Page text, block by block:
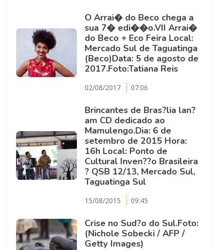
O Arrai� do Beco chega a
sua 7� edi��o.VII Arrai�
do Beco + Eco Feira Local:
Mercado Sul de Taguatinga
(Beco)Data: 5 de agosto de
2017.Foto:Tatiana Reis
02/08/2017 07:06
Brincantes de Bras?lia lan?
am CD dedicado ao
Mamulengo.Dia: 6 de
setembro de 2015 Hora:
16h Local: Ponto de
Cultural Inven??o Brasileira
? QSB 12/13, Mercado Sul,
Taguatinga Sul
15/08/2015 09:45
Crise no Sud?o do Sul.Foto:
(Nichole Sobecki / AFP /
Getty Images)